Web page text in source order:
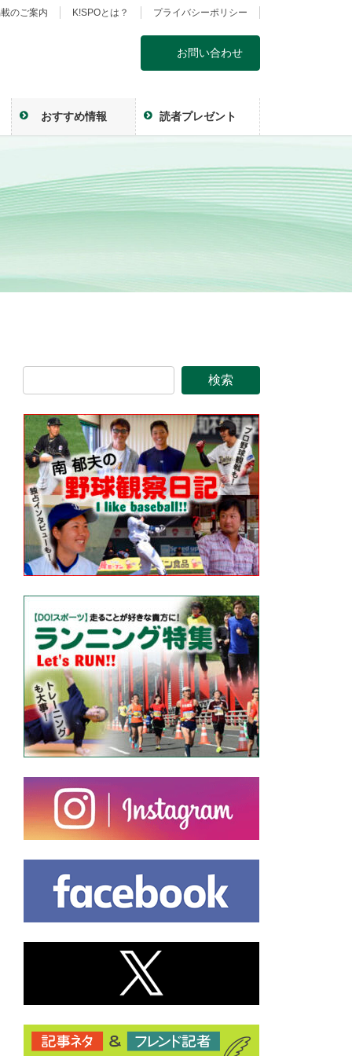
のご案内 K!SPOとは？ プライバシーポリシー
お問い合わせ
おすすめ情報 読者プレゼント